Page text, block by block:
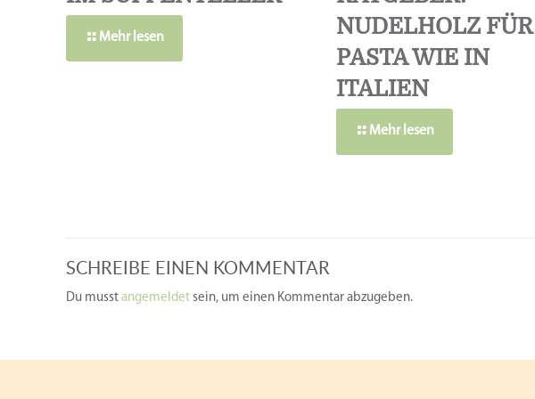
Mehr lesen
UDELHOLZ FÜR P
ASTA WIE IN I
TALIEN
Mehr lesen
SCHREIBE EINEN KOMMENTAR
Du musst angemeldet sein, um einen Kommentar abzugeben.